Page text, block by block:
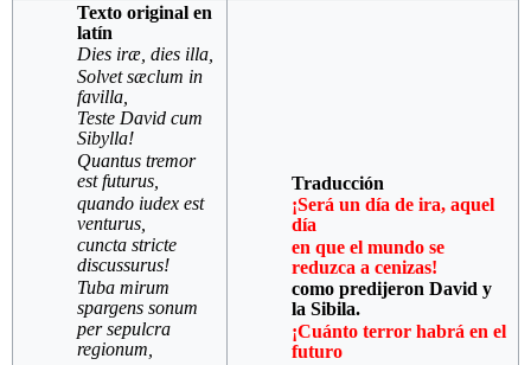
Texto original en
latín
Dies iræ, dies illa,
Solvet sæclum in
favilla,
Teste David cum
Sibylla!
Quantus tremor
est futurus,
quando iudex est
venturus,
cuncta stricte
discussurus!
Tuba mirum
spargens sonum
per sepulcra
regionum,
Traducción
¡Será un día de ira, aquel
día
en que el mundo se
reduzca a cenizas!
como predijeron David y
la Sibila.
¡Cuánto terror habrá en el
futuro